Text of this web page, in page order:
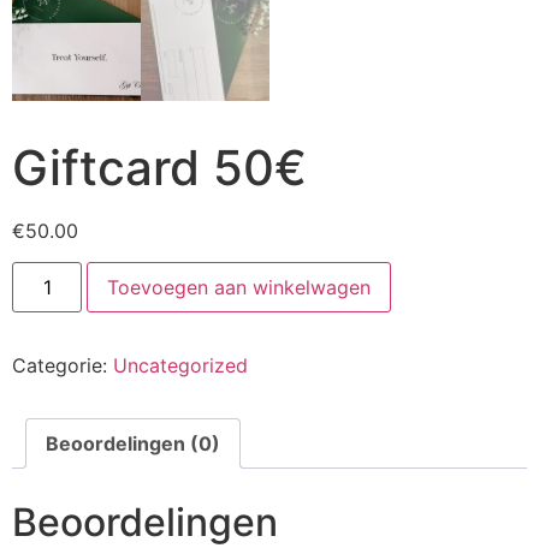
Giftcard 50€
€50.00
Toevoegen aan winkelwagen
Categorie: Uncategorized
Beoordelingen (0)
Beoordelingen